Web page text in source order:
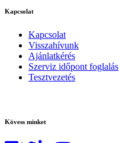
Kapcsolat
Kapcsolat
Visszahívunk
Ajánlatkérés
Szerviz időpont foglalás
Tesztvezetés
Kövess minket